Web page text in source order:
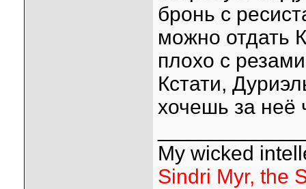
бронь с
можно отдать
плохо с
Кстати,
хочешь за неё
My wicked
Sindri Myr, the